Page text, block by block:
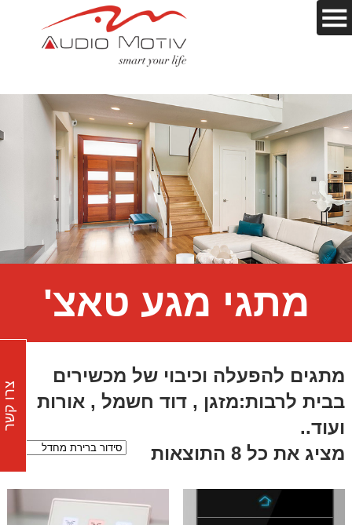
מתגי מגע טאצ'
מתגים להפעלה וכיבוי של מכשירים
בבית לרבות:מזגן , דוד חשמל , אורות
ועוד..
מציג את כל 8 התוצאות
צרו קשר